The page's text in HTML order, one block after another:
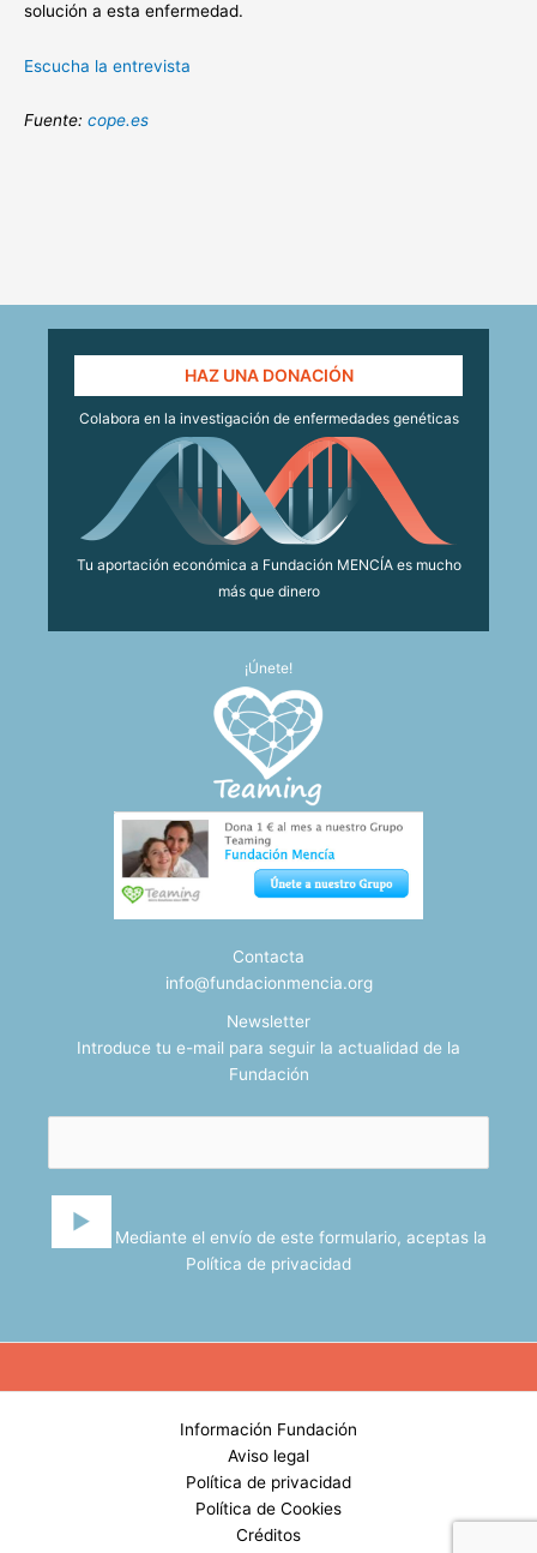
solución a esta enfermedad.
Escucha la entrevista
Fuente: cope.es
HAZ UNA DONACIÓN
Colabora en la investigación de enfermedades genéticas
Tu aportación económica a Fundación MENCÍA es mucho
más que dinero
¡Únete!
Contacta
info@fundacionmencia.org
Newsletter
Introduce tu e-mail para seguir la actualidad de la
Fundación
Mediante el envío de este formulario, aceptas la
Política de privacidad
Información Fundación
Aviso legal
Política de privacidad
Política de Cookies
Créditos